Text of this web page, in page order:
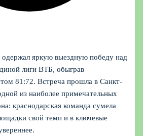
яркую выездную победу над
лиги ВТБ, обыграв
81:72. Встреча прошла в Санкт-
из наиболее примечательных
краснодарская команда сумела
свой темп и в ключевые